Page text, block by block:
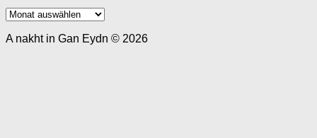
Archiv
A nakht in Gan Eydn © 2026